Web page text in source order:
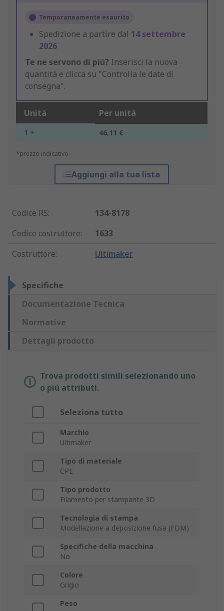
Temporaneamente esaurito
Spedizione a partire dal 14 settembre
2026
Te ne servono di più? Inserisci la nuova
quantità e clicca su "Controlla le date di
consegna".
Unità Per unità
1 + 46,11 €
*prezzo indicativo
Aggiungi alla tua lista
Codice RS:
134-8178
Codice costruttore:
1633
Costruttore: Ultimaker
Specifiche
Documentazione Tecnica
Normative
Dettagli prodotto
Trova prodotti simili selezionando uno
o più attributi.
Seleziona tutto
Marchio
Ultimaker
Tipo di materiale
CPE
Tipo prodotto
Filamento per stampante 3D
Tecnologia di stampa
Modellazione a deposizione fusa (FDM)
Specifiche della macchina
No
Colore
Grigio
Peso